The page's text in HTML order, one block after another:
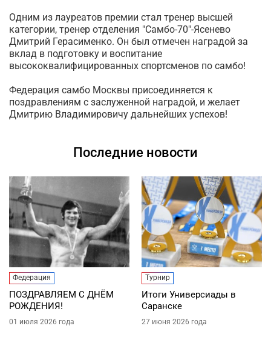
Одним из лауреатов премии стал тренер высшей
категории, тренер отделения "Самбо-70"-Ясенево
Дмитрий Герасименко. Он был отмечен наградой за
вклад в подготовку и воспитание
высококвалифицированных спортсменов по самбо!
Федерация самбо Москвы присоединяется к
поздравлениям с заслуженной наградой, и желает
Дмитрию Владимировичу дальнейших успехов!
Последние новости
Федерация
ПОЗДРАВЛЯЕМ С ДНЁМ
РОЖДЕНИЯ!
01 июля 2026 года
Турнир
Итоги Универсиады в
Саранске
27 июня 2026 года